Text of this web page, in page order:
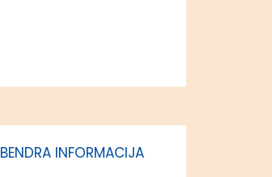
BENDRA INFORMACIJA